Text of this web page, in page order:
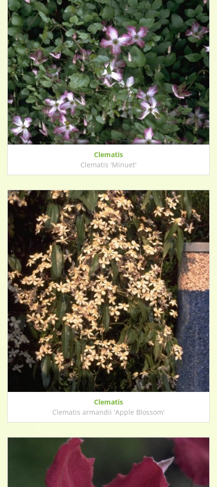
Clematis
Clematis 'Minuet'
Clematis
Clematis armandii 'Apple Blossom'